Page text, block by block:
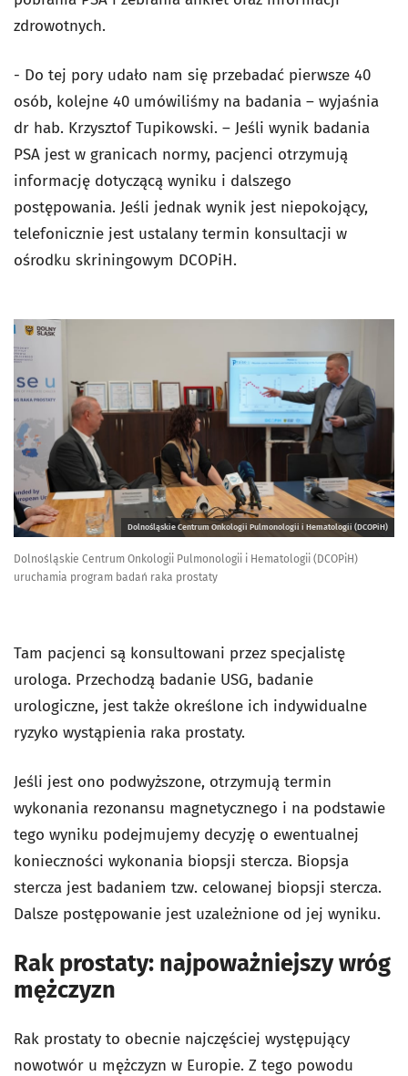
zdrowotnych.
- Do tej pory udało nam się przebadać pierwsze 40
osób, kolejne 40 umówiliśmy na badania – wyjaśnia
dr hab. Krzysztof Tupikowski. – Jeśli wynik badania
PSA jest w granicach normy, pacjenci otrzymują
informację dotyczącą wyniku i dalszego
postępowania. Jeśli jednak wynik jest niepokojący,
telefonicznie jest ustalany termin konsultacji w
ośrodku skriningowym DCOPiH.
Dolnośląskie Centrum Onkologii Pulmonologii i Hematologii (DCOPiH)
Dolnośląskie Centrum Onkologii Pulmonologii i Hematologii (DCOPiH)
uruchamia program badań raka prostaty
Tam pacjenci są konsultowani przez specjalistę
urologa. Przechodzą badanie USG, badanie
urologiczne, jest także określone ich indywidualne
ryzyko wystąpienia raka prostaty.
Jeśli jest ono podwyższone, otrzymują termin
wykonania rezonansu magnetycznego i na podstawie
tego wyniku podejmujemy decyzję o ewentualnej
konieczności wykonania biopsji stercza. Biopsja
stercza jest badaniem tzw. celowanej biopsji stercza.
Dalsze postępowanie jest uzależnione od jej wyniku.
Rak prostaty: najpoważniejszy wróg
mężczyzn
Rak prostaty to obecnie najczęściej występujący
nowotwór u mężczyzn w Europie. Z tego powodu